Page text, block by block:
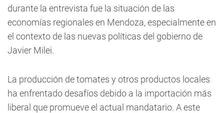
durante la entrevista fue la situación de las
economías regionales en Mendoza, especialmente en
el contexto de las nuevas políticas del gobierno de
Javier Milei.
La producción de tomates y otros productos locales
ha enfrentado desafíos debido a la importación más
liberal que promueve el actual mandatario. A este